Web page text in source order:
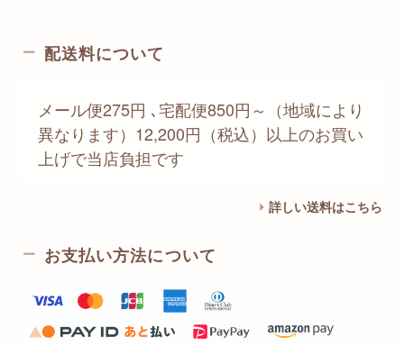
配送料について
メール便275円 ､宅配便850円～（地域により
異なります）12,200円（税込）以上のお買い
上げで当店負担です
詳しい送料はこちら
お支払い方法について